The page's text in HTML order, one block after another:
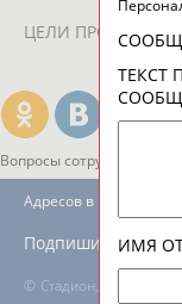
ЦЕЛИ ПРОЕКТА
Вопросы
© Стадион, 1998-2026
Адресов в новостной
Подпишись
ТЕКСТ
ИМЯ